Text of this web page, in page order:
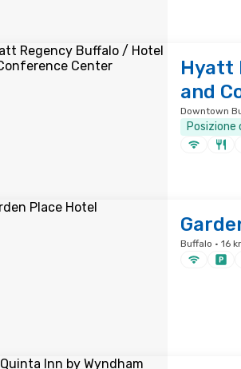
Hyatt
and
Downtown
Posizione
Buffalo · 16